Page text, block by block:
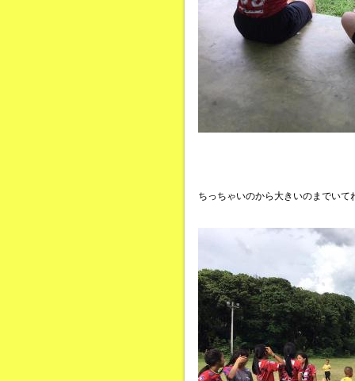
ちっちゃいのから大きいのまでいて